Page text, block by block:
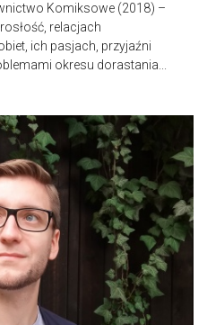
Komiksowe (2018) –
relacjach
ich pasjach, przyjaźni
okresu dorastania...